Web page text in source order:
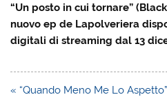
“Un posto in cui tornare”
nuovo ep de Lapolveriera
digitali di streaming dal 13
Navigazione
« “Quando Meno Me Lo